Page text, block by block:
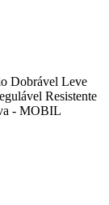
Dobrável Leve
Resistente
- MOBIL